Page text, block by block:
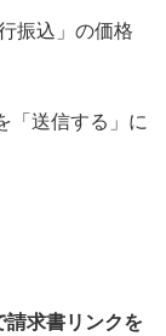
振込」の価格
「送信する」に
請求書リンクを